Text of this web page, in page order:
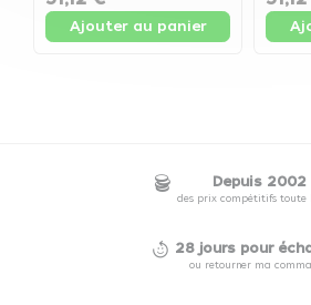
Ajouter au panier
Depuis 2002
des prix compétitifs toute
28 jours pour
ou retourner ma